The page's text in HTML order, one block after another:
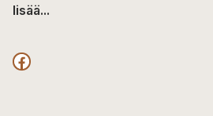
lisää...
F